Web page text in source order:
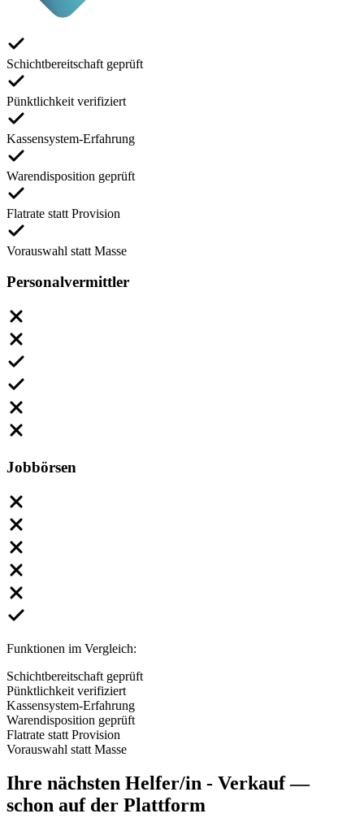
Schichtbereitschaft geprüft
Pünktlichkeit verifiziert
Kassensystem-Erfahrung
Warendisposition geprüft
Flatrate statt Provision
Vorauswahl statt Masse
Personalvermittler
Jobbörsen
Funktionen im Vergleich:
Schichtbereitschaft geprüft
Pünktlichkeit verifiziert
Kassensystem-Erfahrung
Warendisposition geprüft
Flatrate statt Provision
Vorauswahl statt Masse
Ihre nächsten Helfer/in - Verkauf—
schon auf der Plattform